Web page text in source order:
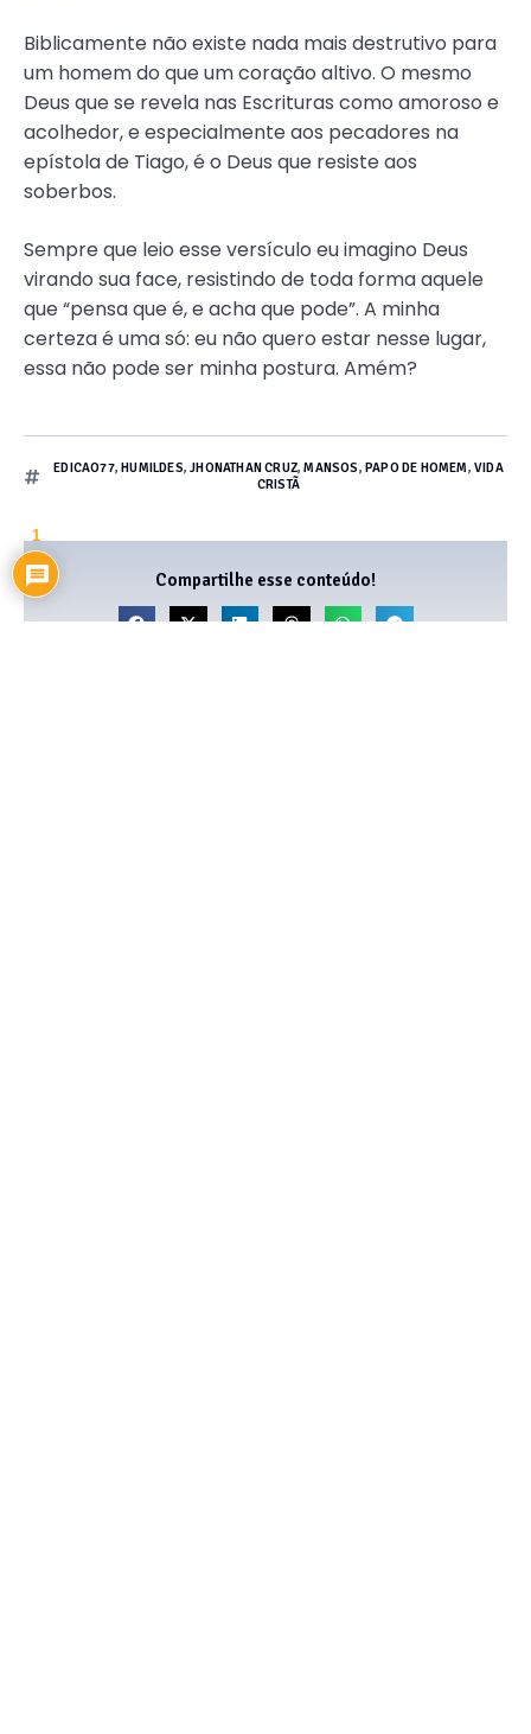
Biblicamente não existe nada mais destrutivo para
um homem do que um coração altivo. O mesmo
Deus que se revela nas Escrituras como amoroso e
acolhedor, e especialmente aos pecadores na
epístola de Tiago, é o Deus que resiste aos
soberbos.
Sempre que leio esse versículo eu imagino Deus
virando sua face, resistindo de toda forma aquele
que “pensa que é, e acha que pode”. A minha
certeza é uma só: eu não quero estar nesse lugar,
essa não pode ser minha postura. Amém?
EDICAO77,HUMILDES,JHONATHAN CRUZ,MANSOS,PAPO DE HOMEM,VIDA
CRISTÃ
Compartilhe esse conteúdo!
1